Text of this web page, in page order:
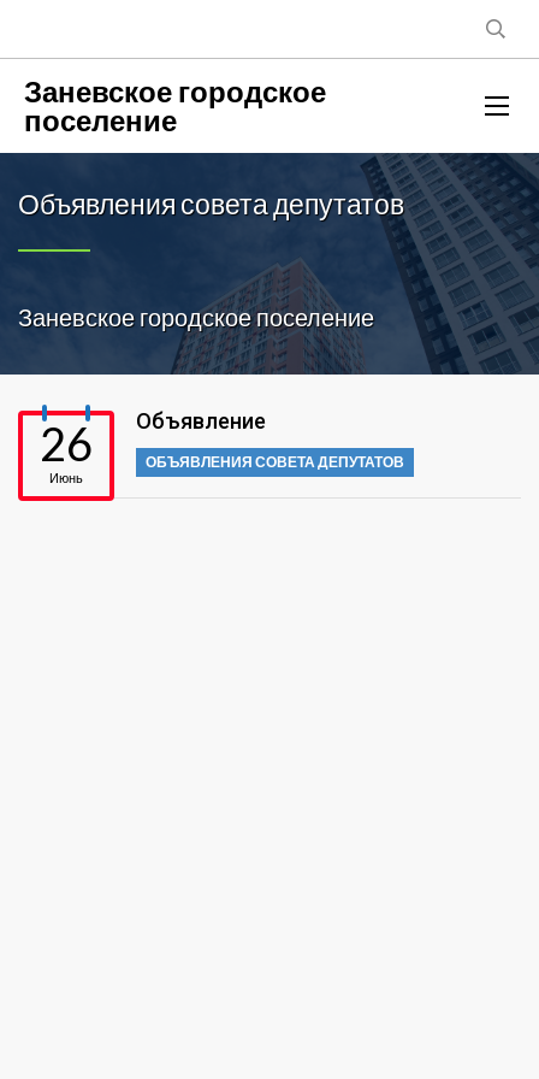
Заневское городское
поселение
Объявления совета депутатов
Заневское городское поселение
26
Июнь
Объявление
ОБЪЯВЛЕНИЯ СОВЕТА ДЕПУТАТОВ